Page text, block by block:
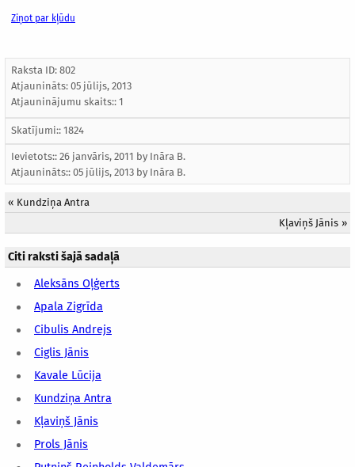
Ziņot par kļūdu
Raksta ID: 802
Atjaunināts: 05 jūlijs, 2013
Atjauninājumu skaits:: 1
Skatījumi:: 1824
Ievietots:: 26 janvāris, 2011 by Ināra B.
Atjaunināts:: 05 jūlijs, 2013 by Ināra B.
« Kundziņa Antra
Kļaviņš Jānis »
Citi raksti šajā sadaļā
Aleksāns Oļģerts
Apala Zigrīda
Cibulis Andrejs
Ciglis Jānis
Kavale Lūcija
Kundziņa Antra
Kļaviņš Jānis
Prols Jānis